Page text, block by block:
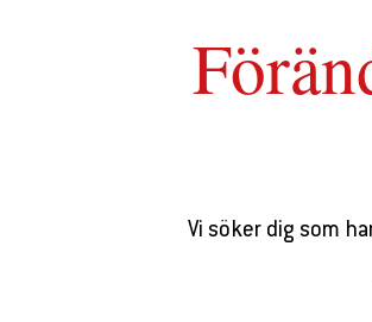
Vi söker dig som